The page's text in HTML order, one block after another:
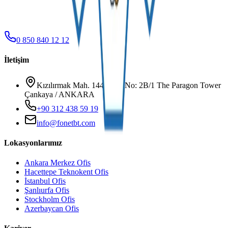
0 850 840 12 12
İletişim
Kızılırmak Mah. 1445. Sk. No: 2B/1 The Paragon Tower
Çankaya / ANKARA
+90 312 438 59 19
info@fonetbt.com
Lokasyonlarımız
Ankara Merkez Ofis
Hacettepe Teknokent Ofis
İstanbul Ofis
Şanlıurfa Ofis
Stockholm Ofis
Azerbaycan Ofis